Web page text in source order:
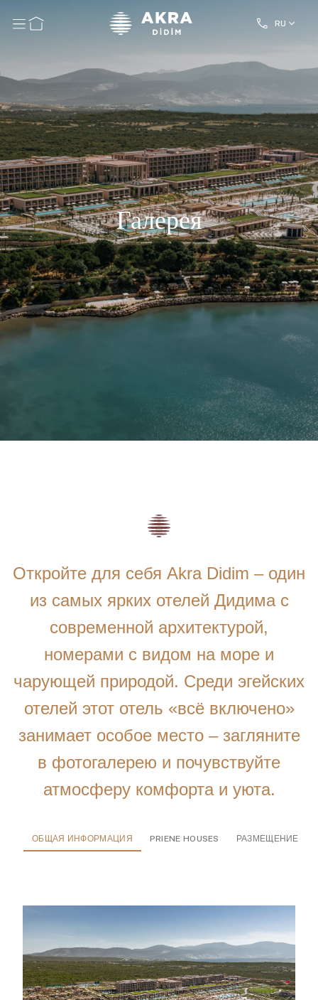
RU
Галерея
Откройте для себя Akra Didim – один
из самых ярких отелей Дидима с
современной архитектурой,
номерами с видом на море и
чарующей природой. Среди эгейских
отелей этот отель «всё включено»
занимает особое место – загляните
в фотогалерею и почувствуйте
атмосферу комфорта и уюта.
ОБЩАЯ ИНФОРМАЦИЯ PRIENE HOUSES РАЗМЕЩЕНИЕ